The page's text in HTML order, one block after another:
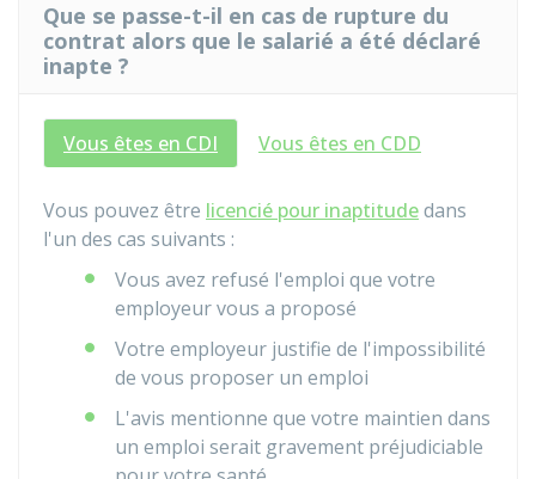
Que se passe-t-il en cas de rupture du
contrat alors que le salarié a été déclaré
inapte ?
Vous êtes en CDI Vous êtes en CDD
Vous pouvez être licencié pour inaptitudedans
l'un des cas suivants :
Vous avez refusé l'emploi que votre
employeur vous a proposé
Votre employeur justifie de l'impossibilité
de vous proposer un emploi
L'avis mentionne que votre maintien dans
un emploi serait gravement préjudiciable